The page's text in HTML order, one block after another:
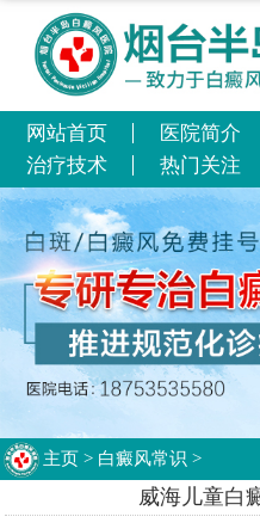
网站首页 医院简介
治疗技术
热门关注
主页 > 白癜风常识 >
威海儿童白